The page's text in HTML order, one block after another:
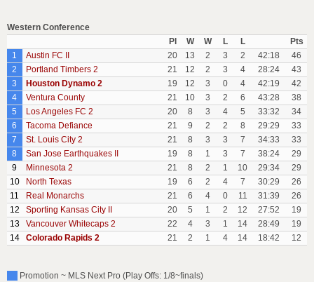
Western Conference
Pl
W W L L
Pts
1
Austin FC II 20 13 2 3 2 42:18
46
2
Portland Timbers 2 21 12 2 3 4 28:24
43
3
Houston Dynamo 2 19 12 3 0 4 42:19
42
4
Ventura County 21 10 3 2 6 43:28
38
5
Los Angeles FC 2 20 8 3 4 5 33:32
34
6
Tacoma Defiance 21 9 2 2 8 29:29
33
7
St. Louis City 2 21 8 3 3 7 34:33
33
8
San Jose Earthquakes II 19 8 1 3 7 38:24
29
9
Minnesota 2 21 8 2 1 10 29:34
29
10
North Texas 19 6 2 4 7 30:29
26
11
Real Monarchs 21 6 4 0 11 31:39
26
12
Sporting Kansas City II 20 5 1 2 12 27:52
19
13
Vancouver Whitecaps 2 22 4 3 1 14 28:49
19
14
Colorado Rapids 2 21 2 1 4 14 18:42 12
Promotion ~ MLS Next Pro (Play Offs: 1/8~finals)